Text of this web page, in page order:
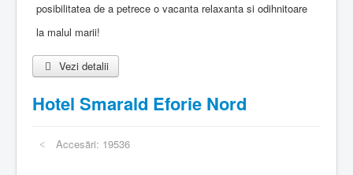
posibilitatea de a petrece o vacanta relaxanta si odihnitoare
la malul marii!
Vezi detalii
Hotel Smarald Eforie Nord
Accesări: 19536